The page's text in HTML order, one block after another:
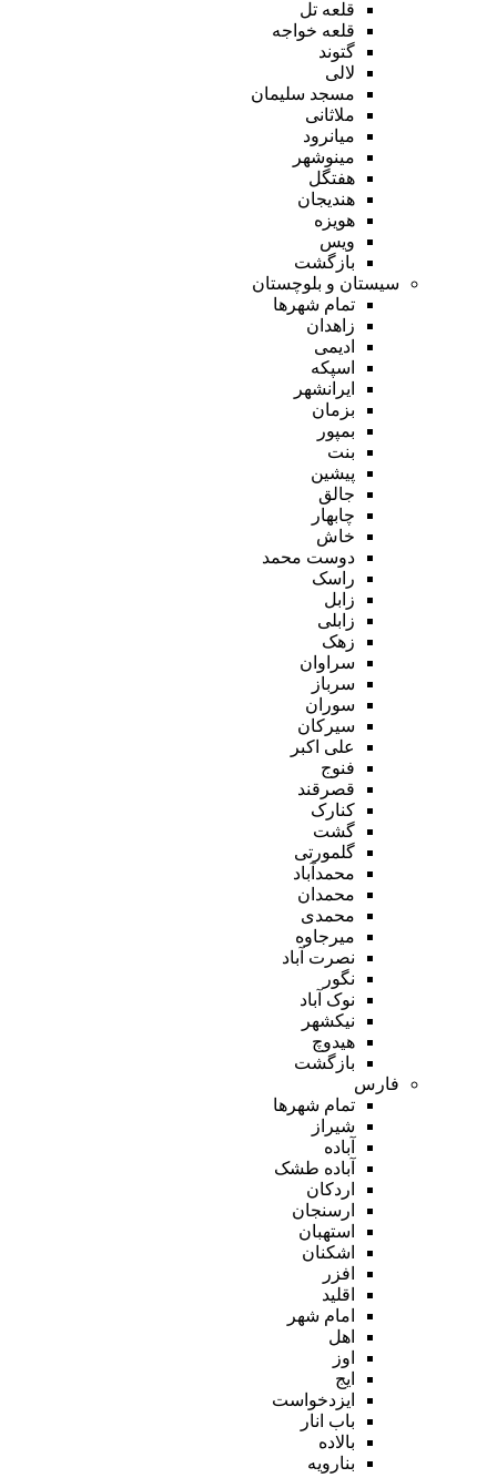
قلعه تل
قلعه خواجه
گتوند
لالی
مسجد سلیمان
ملاثانی
میانرود
مینوشهر
هفتگل
هندیجان
هویزه
ویس
بازگشت
سیستان و بلوچستان
تمام شهر‌ها
زاهدان
ادیمی
اسپکه
ایرانشهر
بزمان
بمپور
بنت
پیشین
جالق
چابهار
خاش
دوست محمد
راسک
زابل
زابلی
زهک
سراوان
سرباز
سوران
سیرکان
علی اکبر
فنوج
قصرقند
کنارک
گشت
گلمورتی
محمدآباد
محمدان
محمدی
میرجاوه
نصرت آباد
نگور
نوک آباد
نیکشهر
هیدوچ
بازگشت
فارس
تمام شهر‌ها
شیراز
آباده
آباده طشک
اردکان
ارسنجان
استهبان
اشکنان
افزر
اقلید
امام شهر
اهل
اوز
ایج
ایزدخواست
باب انار
بالاده
بنارویه